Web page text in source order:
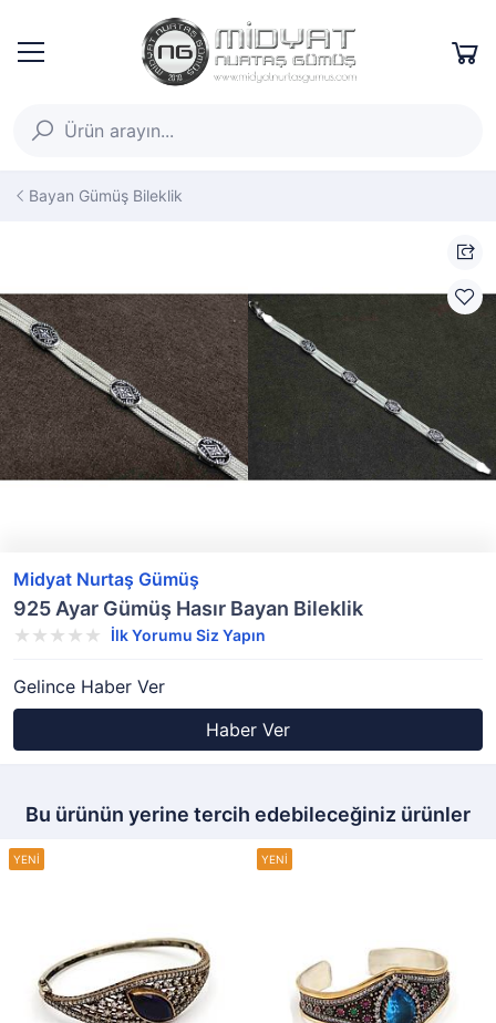
Bayan Gümüş Bileklik
Midyat Nurtaş Gümüş
925 Ayar Gümüş Hasır Bayan Bileklik
İlk Yorumu Siz Yapın
Gelince Haber Ver
Haber Ver
Bu ürünün yerine tercih edebileceğiniz ürünler